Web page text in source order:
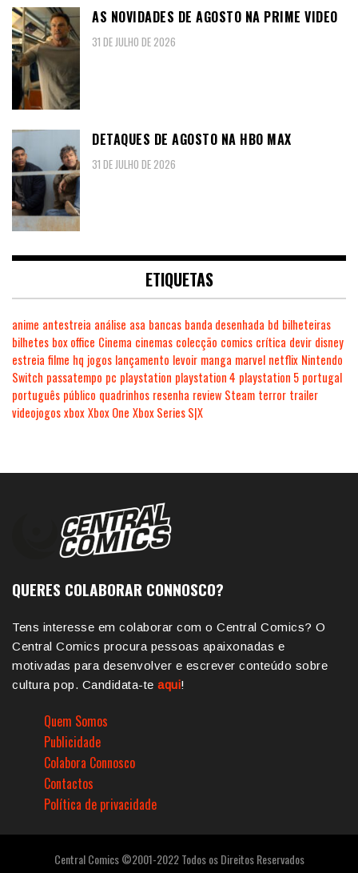
AS NOVIDADES DE AGOSTO NA PRIME VIDEO
31 DE JULHO DE 2026
DETAQUES DE AGOSTO NA HBO MAX
31 DE JULHO DE 2026
ETIQUETAS
anime antestreia análise asa bancas banda desenhada bd bilheteiras
bilhetes box office Cinema cinemas colecção comics crítica devir disney
estreia filme hq jogos lançamento levoir manga marvel netflix Nintendo
Switch passatempo pc playstation playstation 4 playstation 5 portugal
português público quadrinhos resenha review Steam terror trailer
videojogosxboxXbox One Xbox Series S|X
QUERES COLABORAR CONNOSCO?
Tens interesse em colaborar com o Central Comics? O
Central Comics procura pessoas apaixonadas e
motivadas para desenvolver e escrever conteúdo sobre
cultura pop. Candidata-te aqui!
Quem Somos
Publicidade
Colabora Connosco
Contactos
Política de privacidade
Central Comics ©2001-2022 Todos os Direitos Reservados